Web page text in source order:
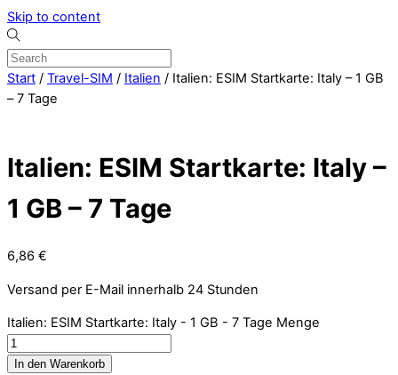
Skip to content
Start / Travel-SIM / Italien / Italien: ESIM Startkarte: Italy – 1 GB
– 7 Tage
Italien: ESIM Startkarte: Italy –
1 GB – 7 Tage
6,86 €
Versand per E-Mail innerhalb 24 Stunden
Italien: ESIM Startkarte: Italy - 1 GB - 7 Tage Menge
In den Warenkorb